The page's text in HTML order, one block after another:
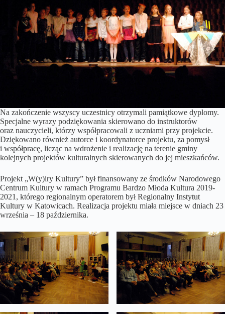
Na zakończenie wszyscy uczestnicy otrzymali pamiątkowe dyplomy.
Specjalne wyrazy podziękowania skierowano do instruktorów
oraz nauczycieli, którzy współpracowali z uczniami przy projekcie.
Dziękowano również autorce i koordynatorce projektu, za pomysł
i współpracę, licząc na wdrożenie i realizację na terenie gminy
kolejnych projektów kulturalnych skierowanych do jej mieszkańców.
Projekt „W(y)iry Kultury” był finansowany ze środków Narodowego
Centrum Kultury w ramach Programu Bardzo Młoda Kultura 2019-
2021, którego regionalnym operatorem był Regionalny Instytut
Kultury w Katowicach. Realizacja projektu miała miejsce w dniach 23
września – 18 października.